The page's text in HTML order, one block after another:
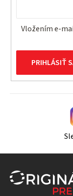
Vložením e-
PRIHLÁSIŤ